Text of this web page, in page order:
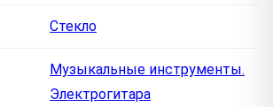
Стекло
Музыкальные инструменты.
Электрогитара